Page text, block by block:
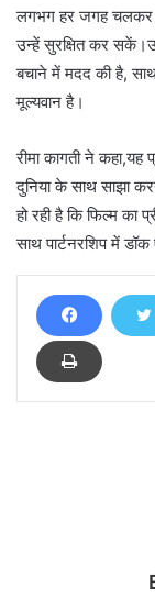
लगभग हर जगह चलकर
उन्हें सुरक्षित कर
बचाने में मदद की है, साथ
मूल्यवान है।
रीमा कागती ने
दुनिया के साथ साझा
हो रही है कि फिल्म
साथ पार्टनरशिप में डॉक